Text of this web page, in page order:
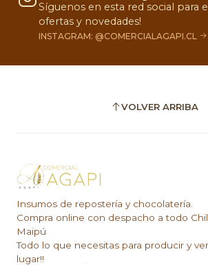
Síguenos en esta red social para
ofertas y novedades!
INSTAGRAM: @COMERCIALAGAPI.CL
VOLVER ARRIBA
Insumos de repostería y chocolatería.
Compra online con despacho a todo
Maipú
Todo lo que necesitas para producir y
lugar!!